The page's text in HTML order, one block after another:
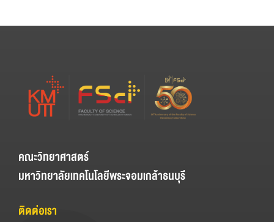
คณะวิทยาศาสตร์
มหาวิทยาลัยเทคโนโลยีพระจอมเกล้าธนบุรี
ติดต่อเรา